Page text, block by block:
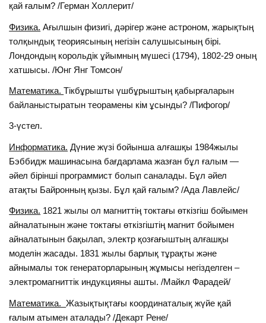
қай ғалым? /Герман Холлерит/
Физика. Ағылшын физигi, дәрiгер және астроном, жарықтың
толқындық теориясының негiзiн салушысының бiрi.
Лондондың корольдiк ұйымның мүшесi (1794), 1802-29 оның
хатшысы. /Юнг Янг Томсон/
Математика.Тікбұрышты үшбұрыштың қабырғаларын
байланыстыратын теорамены кім ұсынды? /Пифогор/
3-үстел.
Информатика. Дүние жүзі бойынша алғашқы 1984жылы
Бэббидж машинасына бағдарлама жазған бұл ғалым —
әйел бірінші программист болып саналады. Бұл әйел
атақты Байронның қызы. Бұл қай ғалым? /Ада Лавлейс/
Физика. 1821 жылы ол магниттiң токтағы өткiзгiш бойымен
айналатынын және токтағы өткiзгiштiң магнит бойымен
айналатынын бақылап, электр қозғағыштың алғашқы
моделiн жасады. 1831 жылы барлық тұрақты және
айнымалы ток генераторларының жұмысы негiзделген –
электромагниттiк индукцияны ашты. /Майкл Фарадей/
Математика.Жазықтықтағы координаталық жүйе қай
ғалым атымен аталады? /Декарт Рене/